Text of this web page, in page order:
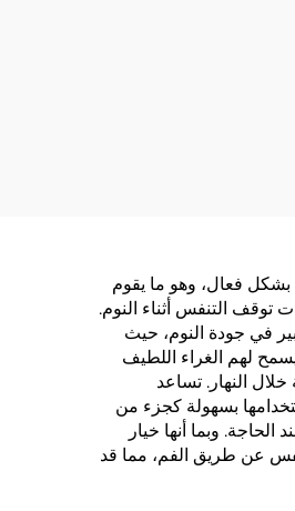
بشكل فعال، وهو ما يقوم
توقف التنفس أثناء النوم.
في جودة النوم، حيث
لهم الغراء اللطيف
النهار. تساعد
بسهولة كجزء من
وبما أنها خيار
عن طريق الفم، مما قد